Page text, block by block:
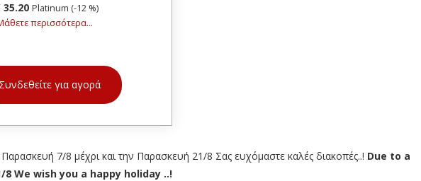
35.20 Platinum (-12 %)
περισσότερα...
Συνδεθείτε για αγορά
7/8 μέχρι και την Παρασκευή 21/8 Σας ευχόμαστε καλές διακοπές..! Due to a
We wish you a happy holiday ..!